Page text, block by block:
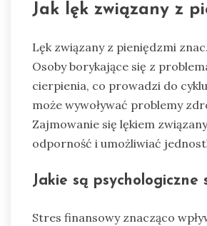
Jak lęk związany z
Lęk związany z pieniędzmi
Osoby borykające się z
cierpienia, co prowadzi do
może wywoływać problemy
Zajmowanie się lękiem
odporność i umożliwiać
Jakie są psychologiczne
Stres finansowy znacząco